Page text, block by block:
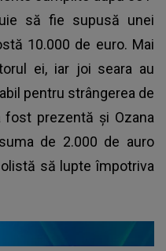
să fie supusă unei
10.000 de euro. Mai
ei, iar joi seara au
pentru strângerea de
prezentă și Ozana
de 2.000 de auro
să lupte împotriva